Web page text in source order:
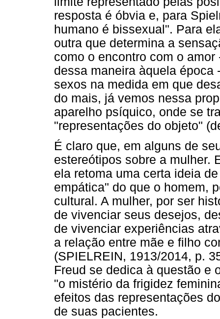
resposta é óbvia e, para
humano é bissexual". Para
outra que determina a
como o encontro com o
dessa maneira àquela época
sexos na medida em que
do mais, já vemos nessa
aparelho psíquico, onde se
"representações do objeto"
É claro que, em alguns de
estereótipos sobre a mulher.
ela retoma uma certa ideia
empática" do que o homem,
cultural. A mulher, por ser
de vivenciar seus desejos,
de vivenciar experiências
a relação entre mãe e filho
(SPIELREIN, 1913/2014, p.
Freud se dedica à questão e
"o mistério da frigidez
efeitos das representações
de suas pacientes.